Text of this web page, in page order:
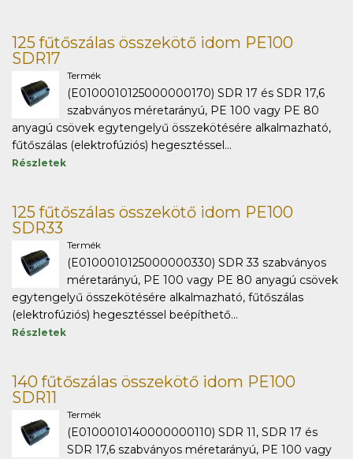
125 fűtőszálas összekötő idom PE100
SDR17
Termék
(E0100010125000000170) SDR 17 és SDR 17,6
szabványos méretarányú, PE 100 vagy PE 80
anyagú csövek egytengelyű összekötésére alkalmazható,
fűtőszálas (elektrofúziós) hegesztéssel...
Részletek
125 fűtőszálas összekötő idom PE100
SDR33
Termék
(E0100010125000000330) SDR 33 szabványos
méretarányú, PE 100 vagy PE 80 anyagú csövek
egytengelyű összekötésére alkalmazható, fűtőszálas
(elektrofúziós) hegesztéssel beépíthető...
Részletek
140 fűtőszálas összekötő idom PE100
SDR11
Termék
(E0100010140000000110) SDR 11, SDR 17 és
SDR 17,6 szabványos méretarányú, PE 100 vagy